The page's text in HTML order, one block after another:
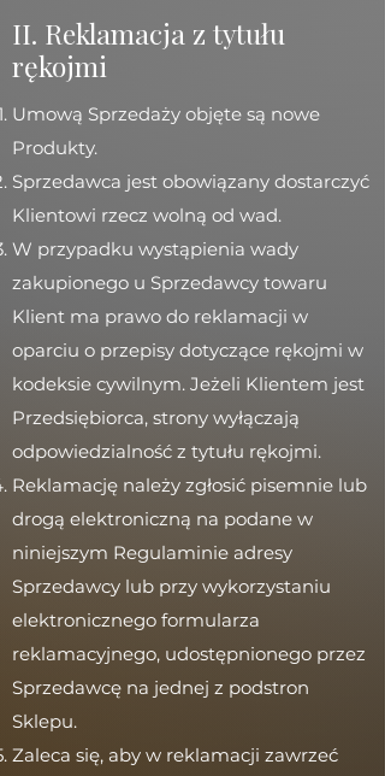
II. Reklamacja z tytułu
rękojmi
Umową Sprzedaży objęte są nowe
Produkty.
Sprzedawca jest obowiązany dostarczyć
Klientowi rzecz wolną od wad.
W przypadku wystąpienia wady
zakupionego u Sprzedawcy towaru
Klient ma prawo do reklamacji w
oparciu o przepisy dotyczące rękojmi w
kodeksie cywilnym. Jeżeli Klientem jest
Przedsiębiorca, strony wyłączają
odpowiedzialność z tytułu rękojmi.
Reklamację należy zgłosić pisemnie lub
drogą elektroniczną na podane w
niniejszym Regulaminie adresy
Sprzedawcy lub przy wykorzystaniu
elektronicznego formularza
reklamacyjnego, udostępnionego przez
Sprzedawcę na jednej z podstron
Sklepu.
Zaleca się, aby w reklamacji zawrzeć